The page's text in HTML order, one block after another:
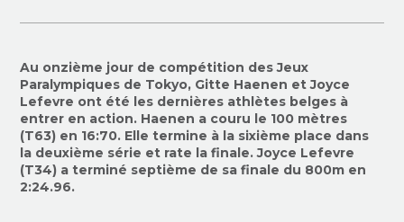
Au onzième jour de compétition des Jeux
Paralympiques de Tokyo, Gitte Haenen et Joyce
Lefevre ont été les dernières athlètes belges à
entrer en action. Haenen a couru le 100 mètres
(T63) en 16:70. Elle termine à la sixième place dans
la deuxième série et rate la finale. Joyce Lefevre
(T34) a terminé septième de sa finale du 800m en
2:24.96.